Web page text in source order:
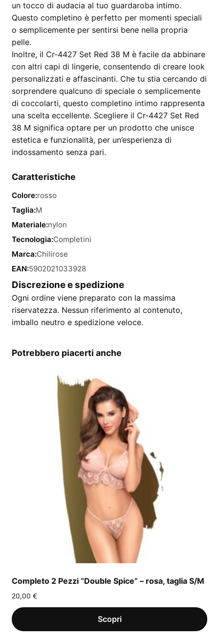
un tocco di audacia al tuo guardaroba intimo.
Questo completino è perfetto per momenti speciali
o semplicemente per sentirsi bene nella propria
pelle.
Inoltre, il Cr-4427 Set Red 38 M è facile da abbinare
con altri capi di lingerie, consentendo di creare look
personalizzati e affascinanti. Che tu stia cercando di
sorprendere qualcuno di speciale o semplicemente
di coccolarti, questo completino intimo rappresenta
una scelta eccellente. Scegliere il Cr-4427 Set Red
38 M significa optare per un prodotto che unisce
estetica e funzionalità, per un’esperienza di
indossamento senza pari.
Caratteristiche
Colore:rosso
Taglia:M
Materiale:nylon
Tecnologia:Completini
Marca:Chilirose
EAN:5902021033928
Discrezione e spedizione
Ogni ordine viene preparato con la massima
riservatezza. Nessun riferimento al contenuto,
imballo neutro e spedizione veloce.
Potrebbero piacerti anche
Completo 2 Pezzi “Double Spice” – rosa, taglia S/M
20,00 €